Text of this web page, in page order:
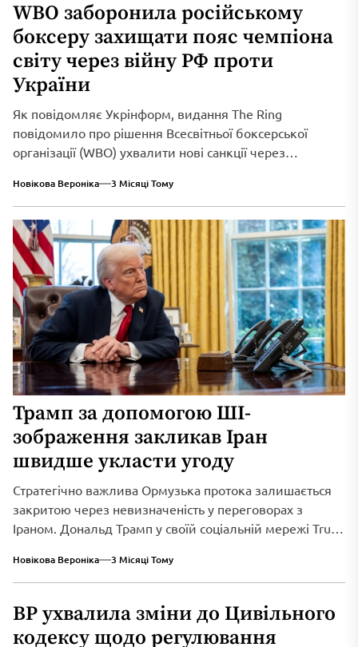
WBO заборонила російському
боксеру захищати пояс чемпіона
світу через війну РФ проти
України
Як повідомляє Укрінформ, видання The Ring
повідомило про рішення Всесвітньої боксерської
організації (WBO) ухвалити нові санкції через
Новікова Вероніка 3 Місяці Тому
Трамп за допомогою ШІ-
зображення закликав Іран
швидше укласти угоду
Стратегічно важлива Ормузька протока залишається
закритою через невизначеність у переговорах з
Іраном. Дональд Трамп у своїй соціальній мережі Truth
Новікова Вероніка 3 Місяці Тому
ВР ухвалила зміни до Цивільного
кодексу щодо регулювання